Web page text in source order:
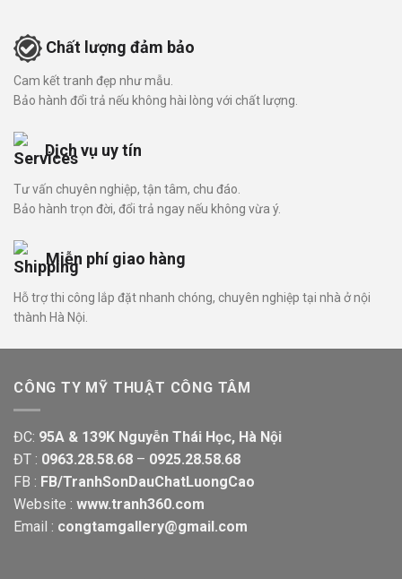
Chất lượng đảm bảo
Cam kết tranh đẹp như mẫu.
Bảo hành đổi trả nếu không hài lòng với chất lượng.
Dịch vụ uy tín
Tư vấn chuyên nghiệp, tận tâm, chu đáo.
Bảo hành trọn đời, đổi trả ngay nếu không vừa ý.
Miễn phí giao hàng
Hỗ trợ thi công lắp đặt nhanh chóng, chuyên nghiệp tại nhà ở nội
thành Hà Nội.
CÔNG TY MỸ THUẬT CÔNG TÂM
ĐC: 95A & 139K Nguyễn Thái Học, Hà Nội
ĐT : 0963.28.58.68 – 0925.28.58.68
FB : FB/TranhSonDauChatLuongCao
Website : www.tranh360.com
Email : congtamgallery@gmail.com